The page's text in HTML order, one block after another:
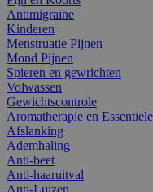
Antimigraine
Kinderen
Menstruatie Pijnen
Mond Pijnen
Spieren en gewrichten
Volwassen
Gewichtscontrole
Aromatherapie en
Afslanking
Ademhaling
Anti-beet
Anti-haaruitval
Anti-Luizen